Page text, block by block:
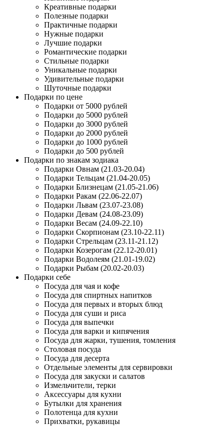
Креативные подарки
Полезные подарки
Практичные подарки
Нужные подарки
Лучшие подарки
Романтические подарки
Стильные подарки
Уникальные подарки
Удивительные подарки
Шуточные подарки
Подарки по цене
Подарки от 5000 рублей
Подарки до 5000 рублей
Подарки до 3000 рублей
Подарки до 2000 рублей
Подарки до 1000 рублей
Подарки до 500 рублей
Подарки по знакам зодиака
Подарки Овнам (21.03-20.04)
Подарки Тельцам (21.04-20.05)
Подарки Близнецам (21.05-21.06)
Подарки Ракам (22.06-22.07)
Подарки Львам (23.07-23.08)
Подарки Девам (24.08-23.09)
Подарки Весам (24.09-22.10)
Подарки Скорпионам (23.10-22.11)
Подарки Стрельцам (23.11-21.12)
Подарки Козерогам (22.12-20.01)
Подарки Водолеям (21.01-19.02)
Подарки Рыбам (20.02-20.03)
Подарки себе
Посуда для чая и кофе
Посуда для спиртных напитков
Посуда для первых и вторых блюд
Посуда для суши и риса
Посуда для выпечки
Посуда для варки и кипячения
Посуда для жарки, тушения, томления
Столовая посуда
Посуда для десерта
Отдельные элементы для сервировки
Посуда для закуски и салатов
Измельчители, терки
Аксессуары для кухни
Бутылки для хранения
Полотенца для кухни
Прихватки, рукавицы